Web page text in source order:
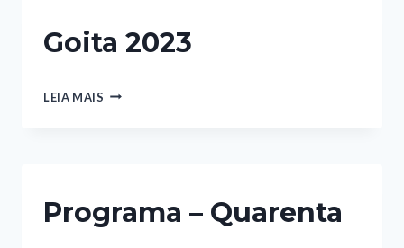
Goita 2023
LEIA MAIS GOITA
Programa – Quarenta